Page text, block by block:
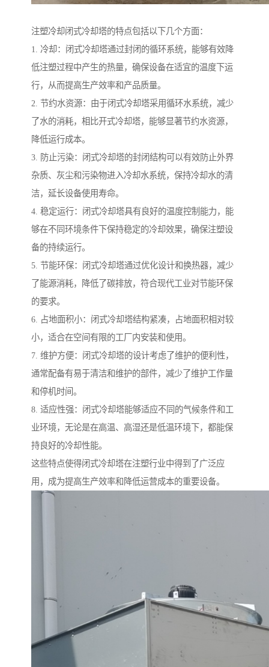
注塑冷却闭式冷却塔的特点包括以下几个方面：
1. 冷却：闭式冷却塔通过封闭的循环系统，能够有效降
低注塑过程中产生的热量，确保设备在适宜的温度下运
行，从而提高生产效率和产品质量。
2. 节约水资源：由于闭式冷却塔采用循环水系统，减少
了水的消耗，相比开式冷却塔，能够显著节约水资源，
降低运行成本。
3. 防止污染：闭式冷却塔的封闭结构可以有效防止外界
杂质、灰尘和污染物进入冷却水系统，保持冷却水的清
洁，延长设备使用寿命。
4. 稳定运行：闭式冷却塔具有良好的温度控制能力，能
够在不同环境条件下保持稳定的冷却效果，确保注塑设
备的持续运行。
5. 节能环保：闭式冷却塔通过优化设计和换热器，减少
了能源消耗，降低了碳排放，符合现代工业对节能环保
的要求。
6. 占地面积小：闭式冷却塔结构紧凑，占地面积相对较
小，适合在空间有限的工厂内安装和使用。
7. 维护方便：闭式冷却塔的设计考虑了维护的便利性，
通常配备有易于清洁和维护的部件，减少了维护工作量
和停机时间。
8. 适应性强：闭式冷却塔能够适应不同的气候条件和工
业环境，无论是在高温、高湿还是低温环境下，都能保
持良好的冷却性能。
这些特点使得闭式冷却塔在注塑行业中得到了广泛应
用，成为提高生产效率和降低运营成本的重要设备。